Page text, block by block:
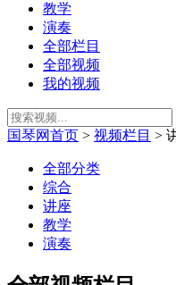
教学
演奏
全部栏目
全部视频
我的视频
国琴网首页 > 视频栏目 >
全部分类
综合
讲座
教学
演奏